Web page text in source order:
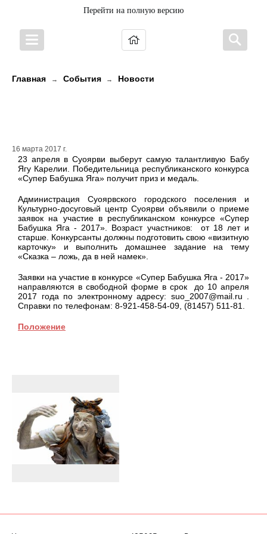
Перейти на полную версию
Главная → События → Новости
16 марта 2017 г.
23 апреля в Суоярви выберут самую талантливую Бабу
Ягу Карелии. Победительница республиканского конкурса
«Супер Бабушка Яга» получит приз и медаль.
Администрация Суоярвского городского поселения и
Культурно-досуговый центр Суоярви объявили о приеме
заявок на участие в республиканском конкурсе «Супер
Бабушка Яга - 2017». Возраст участников: от 18 лет и
старше. Конкурсанты должны подготовить свою «визитную
карточку» и выполнить домашнее задание на тему
«Сказка – ложь, да в ней намек».
Заявки на участие в конкурсе «Супер Бабушка Яга - 2017»
направляются в свободной форме в срок до 10 апреля
2017 года по электронному адресу: suo_2007@mail.ru .
Справки по телефонам: 8-921-458-54-09, (81457) 511-81.
Положение